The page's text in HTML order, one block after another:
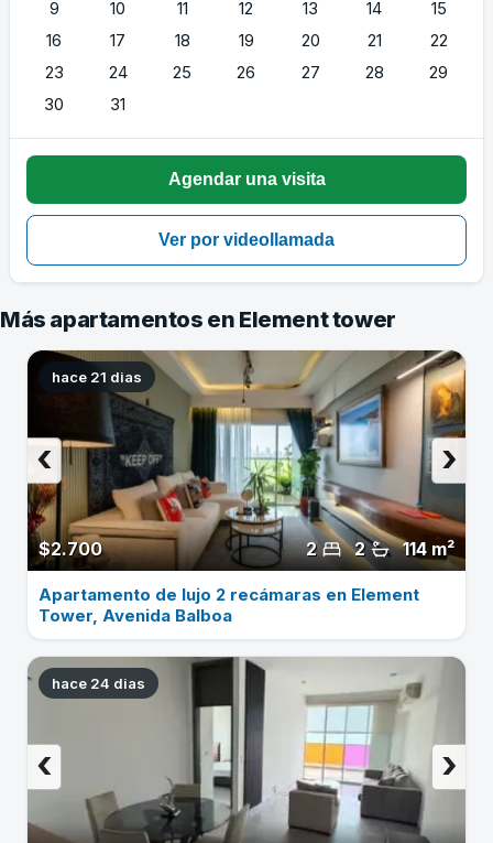
9 10 11 12 13 14
15
16
17 18 19 20 21
22
23
24 25 26 27 28
29
30
31
Más apartamentos en Element tower
hace 21 dias
$2.700 114 m²
2
2
›
‹
Apartamento de lujo 2 recámaras en Element
Tower, Avenida Balboa
hace 24 dias
›
‹